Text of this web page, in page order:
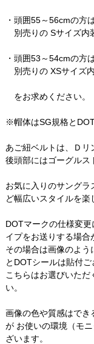
・頭囲55～56cmの方は
別売りの Sサイズ内
・頭囲53～54cmの方は
別売りの XSサイズ
をお求めください。
※帽体はSG規格と
あご紐ベルトは、Ｄリ
後頭部にはゴーグルス
お気に入りのサング
ど幅広いスタイルを楽
DOTマークの仕様変
イプをお送りする場合
その場合は画像のよ
とDOTシールは貼付ご
こちらはお選びいただ
い。
画像の色や質感はでき
が お使いの環境（モ
ざいます。